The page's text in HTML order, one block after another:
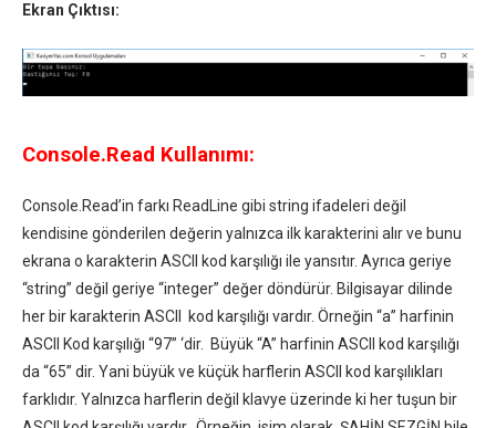
Ekran Çıktısı:
Console.Read Kullanımı:
Console.Read’in farkı ReadLine gibi string ifadeleri değil
kendisine gönderilen değerin yalnızca ilk karakterini alır ve bunu
ekrana o karakterin ASCII kod karşılığı ile yansıtır. Ayrıca geriye
“string” değil geriye “integer” değer döndürür. Bilgisayar dilinde
her bir karakterin ASCII kod karşılığı vardır. Örneğin “a” harfinin
ASCII Kod karşılığı “97” ‘dir. Büyük “A” harfinin ASCII kod karşılığı
da “65” dir. Yani büyük ve küçük harflerin ASCII kod karşılıkları
farklıdır. Yalnızca harflerin değil klavye üzerinde ki her tuşun bir